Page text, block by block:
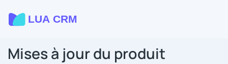
Mises à jour du produit